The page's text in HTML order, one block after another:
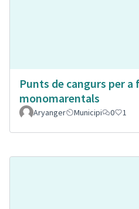
Punts de cangurs per a
monomarentals
Aryanger Municipi 0 1